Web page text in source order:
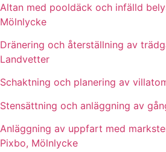
Altan med pooldäck och infälld
Mölnlycke
Dränering och återställning av
Landvetter
Schaktning och planering av
Stensättning och anläggning av
Anläggning av uppfart med
Pixbo, Mölnlycke